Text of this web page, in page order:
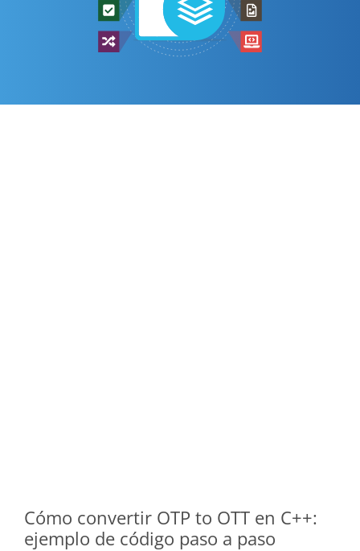
Cómo convertir OTP to OTT en C++:
ejemplo de código paso a paso